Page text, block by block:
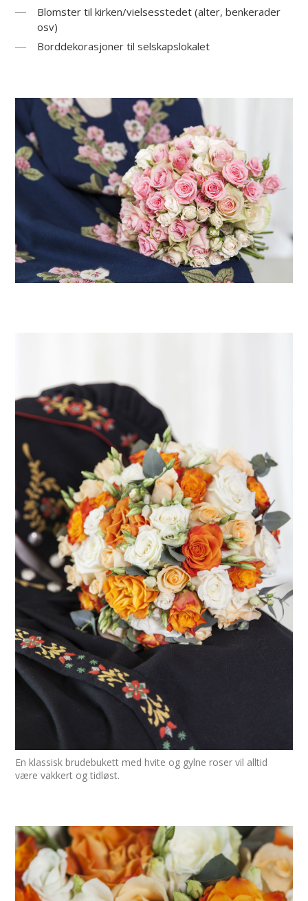
Blomster til kirken/vielsesstedet (alter, benkerader
osv)
Borddekorasjoner til selskapslokalet
En klassisk brudebukett med hvite og gylne roser vil alltid
være vakkert og tidløst.